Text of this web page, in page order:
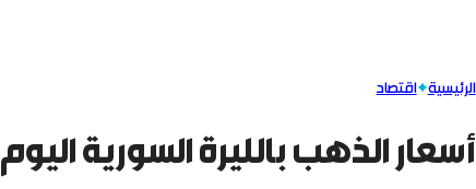
الرئيسية اقتصاد
أسعار الذهب بالليرة السورية اليوم